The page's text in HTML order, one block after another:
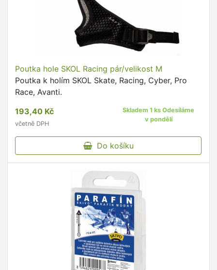
Poutka hole SKOL Racing pár/velikost M
Poutka k holím SKOL Skate, Racing, Cyber, Pro
Race, Avanti.
193,40 Kč
včetně DPH
Skladem 1 ks Odesíláme
v pondělí
Do košíku